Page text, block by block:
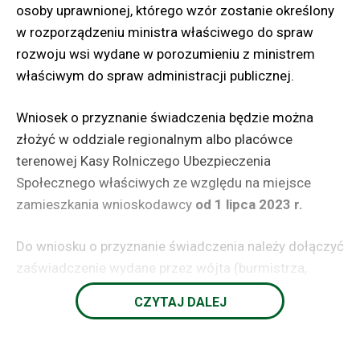
osoby uprawnionej, którego wzór zostanie określony
w rozporządzeniu ministra właściwego do spraw
rozwoju wsi wydane w porozumieniu z ministrem
właściwym do spraw administracji publicznej.
Wniosek o przyznanie świadczenia będzie można
złożyć w oddziale regionalnym albo placówce
terenowej Kasy Rolniczego Ubezpieczenia
Społecznego właściwych ze względu na miejsce
zamieszkania wnioskodawcy od 1 lipca 2023 r.
Do wniosku o przyznanie świadczenia należy dołączyć
zaświadczenie wydane przez wójta (burmistrza,
prezydenta miasta) właściwego dla sołectwa,
w którym wnioskodawca pełnił funkcję sołtysa,
CZYTAJ DALEJ